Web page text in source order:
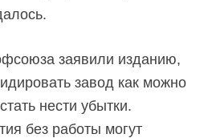
заявили изданию,
завод как можно
нести убытки.
без работы могут